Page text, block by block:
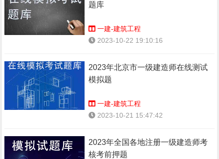
题库
一建-建筑工程
2023-10-22 19:10:16
2023年北京市一级建造师在线测试
模拟题
一建-建筑工程
2023-10-21 15:47:42
2023年全国各地注册一级建造师考
核考前押题